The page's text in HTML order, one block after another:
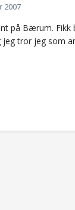
2007
på Bærum.
tror jeg som